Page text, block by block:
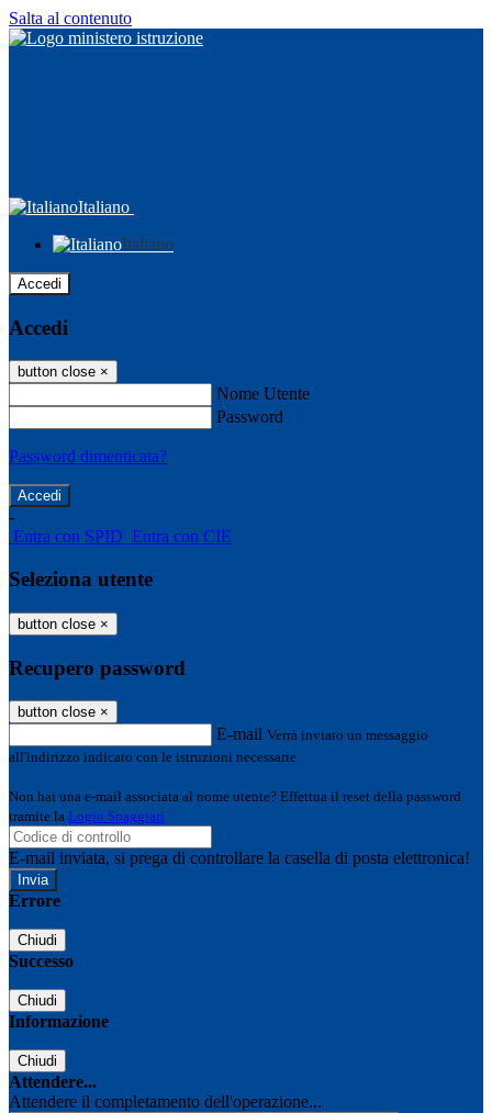
Salta al contenuto
Italiano
Italiano
Accedi
Accedi
button close ×
Nome Utente
Password
Password dimenticata?
-
Entra con SPID Entra con CIE
Seleziona utente
button close ×
Recupero password
button close ×
E-mail Verrà inviato un messaggio
all'indirizzo indicato con le istruzioni necessarie.
Non hai una e-mail associata al nome utente? Effettua il reset della password
tramite la Login Spaggiari
E-mail inviata, si prega di controllare la casella di posta elettronica!
Errore
Chiudi
Successo
Chiudi
Informazione
Chiudi
Attendere...
Attendere il completamento dell'operazione...